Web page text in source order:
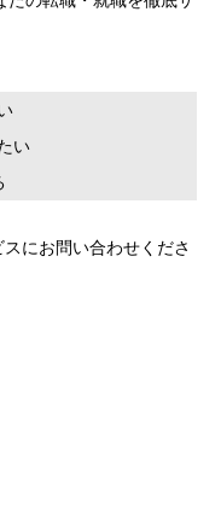
い
にお問い合わせくださ